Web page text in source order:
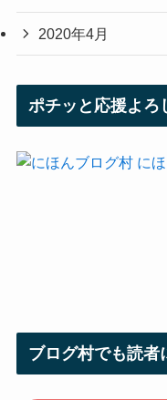
2020年4月
ポチッと応援よろ
ブログ村でも読者